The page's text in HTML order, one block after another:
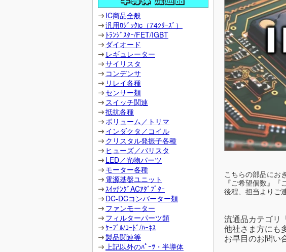
IC商品全般
汎用ﾛｼﾞｯｸic（74ｼﾘｰｽﾞ）
ﾄﾗﾝｼﾞｽﾀｰ/FET/IGBT
ダイオード
レギュレーター
サイリスタ
コンデンサ
リレイ各種
センサー類
スイッチ関連
抵抗各種
ボリューム／トリマ
インダクタ／コイル
クリスタル発振子各種
ヒューズ／バリスタ
LED／光物パーツ
モーター各種
電源基盤ユニット
ｽｲｯﾁﾝｸﾞACｱﾀﾞﾌﾟﾀｰ
DC-DCコンバーター類
ファンモーター
フィルターパーツ類
ｹｰﾌﾞﾙ/ｺｰﾄﾞ/ﾊｰﾈｽ
製品関連等
上記以外のﾊﾟｰﾂ・半導体
こちらの部品にお
『ご希望個数』『
後程、担当よりご
流通品カテゴリ
他社さま方にも
お早目のお問い